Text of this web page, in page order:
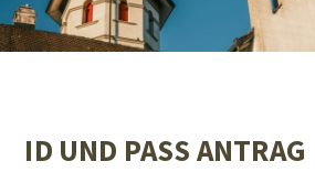
ID UND PASS ANTRAG